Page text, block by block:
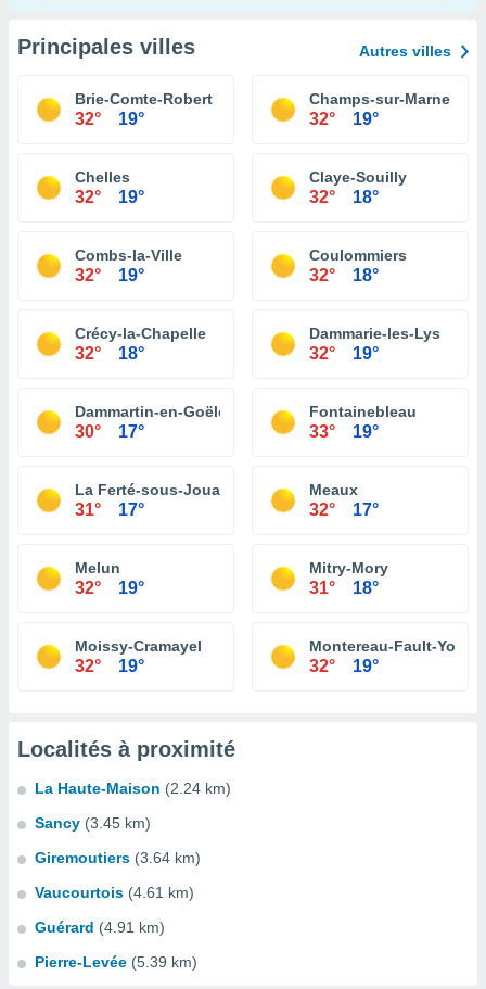
Principales villes Autres villes
Brie-Comte-Robert
32° 19°
Champs-sur-Marne
32° 19°
Chelles
32° 19°
Claye-Souilly
32° 18°
Combs-la-Ville
32° 19°
Coulommiers
32° 18°
Crécy-la-Chapelle
32° 18°
Dammarie-les-Lys
32° 19°
Dammartin-en-Goële
30° 17°
Fontainebleau
33° 19°
La Ferté-sous-Jouarre
31° 17°
Meaux
32° 17°
Melun
32° 19°
Mitry-Mory
31° 18°
Moissy-Cramayel
32° 19°
Montereau-Fault-Yonne
32° 19°
Localités à proximité
La Haute-Maison (2.24 km)
Sancy (3.45 km)
Giremoutiers (3.64 km)
Vaucourtois (4.61 km)
Guérard (4.91 km)
Pierre-Levée (5.39 km)